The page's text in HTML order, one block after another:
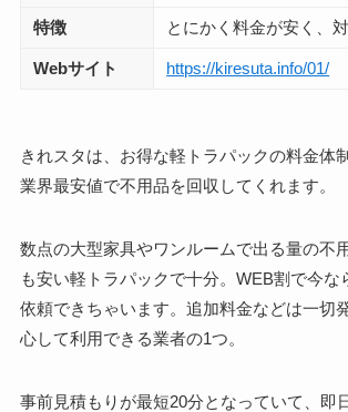
特徴 とにかく料金が安く、
Webサイト https://kiresuta.info/01/
きれスタは、お得な軽トラパックの料金体
業界最安値で不用品を回収してくれます。
数点の大型家具やワンルームで出る量の不
も安い軽トラパックで十分。WEB割で今な
依頼できちゃいます。追加料金などは一切
心して利用できる業者の1つ。
事前見積もりが最短20分となっていて、即